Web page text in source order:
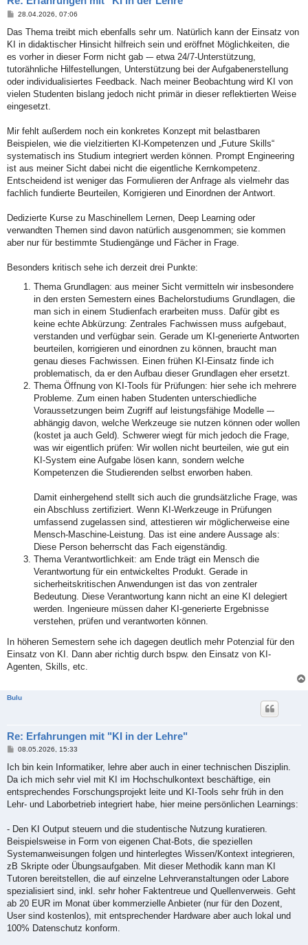
B
i
r
a
28.04.2026, 07:06
Das Thema treibt mich ebenfalls sehr um. Natürlich kann der Einsatz von
KI in didaktischer Hinsicht hilfreich sein und eröffnet Möglichkeiten, die
es vorher in dieser Form nicht gab -– etwa 24/7-Unterstützung,
tutorähnliche Hilfestellungen, Unterstützung bei der Aufgabenerstellung
oder individualisiertes Feedback. Nach meiner Beobachtung wird KI von
vielen Studenten bislang jedoch nicht primär in dieser reflektierten Weise
eingesetzt.
Mir fehlt außerdem noch ein konkretes Konzept mit belastbaren
Beispielen, wie die vielzitierten KI-Kompetenzen und „Future Skills“
systematisch ins Studium integriert werden können. Prompt Engineering
ist aus meiner Sicht dabei nicht die eigentliche Kernkompetenz.
Entscheidend ist weniger das Formulieren der Anfrage als vielmehr das
fachlich fundierte Beurteilen, Korrigieren und Einordnen der Antwort.
Dedizierte Kurse zu Maschinellem Lernen, Deep Learning oder
verwandten Themen sind davon natürlich ausgenommen; sie kommen
aber nur für bestimmte Studiengänge und Fächer in Frage.
Besonders kritisch sehe ich derzeit drei Punkte:
Thema Grundlagen: aus meiner Sicht vermitteln wir insbesondere
in den ersten Semestern eines Bachelorstudiums Grundlagen, die
man sich in einem Studienfach erarbeiten muss. Dafür gibt es
keine echte Abkürzung: Zentrales Fachwissen muss aufgebaut,
verstanden und verfügbar sein. Gerade um KI-generierte Antworten
beurteilen, korrigieren und einordnen zu können, braucht man
genau dieses Fachwissen. Einen frühen KI-Einsatz finde ich
problematisch, da er den Aufbau dieser Grundlagen eher ersetzt.
Thema Öffnung von KI-Tools für Prüfungen: hier sehe ich mehrere
Probleme. Zum einen haben Studenten unterschiedliche
Voraussetzungen beim Zugriff auf leistungsfähige Modelle –-
abhängig davon, welche Werkzeuge sie nutzen können oder wollen
(kostet ja auch Geld). Schwerer wiegt für mich jedoch die Frage,
was wir eigentlich prüfen: Wir wollen nicht beurteilen, wie gut ein
KI-System eine Aufgabe lösen kann, sondern welche
Kompetenzen die Studierenden selbst erworben haben.
Damit einhergehend stellt sich auch die grundsätzliche Frage, was
ein Abschluss zertifiziert. Wenn KI-Werkzeuge in Prüfungen
umfassend zugelassen sind, attestieren wir möglicherweise eine
Mensch-Maschine-Leistung. Das ist eine andere Aussage als:
Diese Person beherrscht das Fach eigenständig.
Thema Verantwortlichkeit: am Ende trägt ein Mensch die
Verantwortung für ein entwickeltes Produkt. Gerade in
sicherheitskritischen Anwendungen ist das von zentraler
Bedeutung. Diese Verantwortung kann nicht an eine KI delegiert
werden. Ingenieure müssen daher KI-generierte Ergebnisse
verstehen, prüfen und verantworten können.
In höheren Semestern sehe ich dagegen deutlich mehr Potenzial für den
Einsatz von KI. Dann aber richtig durch bspw. den Einsatz von KI-
Agenten, Skills, etc.
Bulu
Re: Erfahrungen mit "KI in der Lehre"
B
i
r
a
08.05.2026, 15:33
Ich bin kein Informatiker, lehre aber auch in einer technischen Disziplin.
Da ich mich sehr viel mit KI im Hochschulkontext beschäftige, ein
entsprechendes Forschungsprojekt leite und KI-Tools sehr früh in den
Lehr- und Laborbetrieb integriert habe, hier meine persönlichen Learnings:
- Den KI Output steuern und die studentische Nutzung kuratieren.
Beispielsweise in Form von eigenen Chat-Bots, die speziellen
Systemanweisungen folgen und hinterlegtes Wissen/Kontext integrieren,
zB Skripte oder Übungsaufgaben. Mit dieser Methodik kann man KI
Tutoren bereitstellen, die auf einzelne Lehrveranstaltungen oder Labore
spezialisiert sind, inkl. sehr hoher Faktentreue und Quellenverweis. Geht
ab 20 EUR im Monat über kommerzielle Anbieter (nur für den Dozent,
User sind kostenlos), mit entsprechender Hardware aber auch lokal und
100% Datenschutz konform.